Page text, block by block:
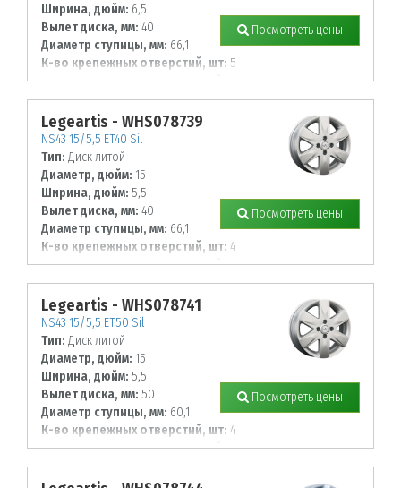
Ширина, дюйм: 6,5
Вылет диска, мм: 40
Диаметр ступицы, мм: 66,1
К-во крепежных отверстий, шт: 5
Диаметр располож. отверстий, мм:
114,3
Посмотреть цены
Legeartis - WHS078739
NS43 15/5,5 ET40 Sil
Тип: Диск литой
Диаметр, дюйм: 15
Ширина, дюйм: 5,5
Вылет диска, мм: 40
Диаметр ступицы, мм: 66,1
К-во крепежных отверстий, шт: 4
Диаметр располож. отверстий, мм:
114,3
Посмотреть цены
Legeartis - WHS078741
NS43 15/5,5 ET50 Sil
Тип: Диск литой
Диаметр, дюйм: 15
Ширина, дюйм: 5,5
Вылет диска, мм: 50
Диаметр ступицы, мм: 60,1
К-во крепежных отверстий, шт: 4
Диаметр располож. отверстий, мм:
100
Посмотреть цены